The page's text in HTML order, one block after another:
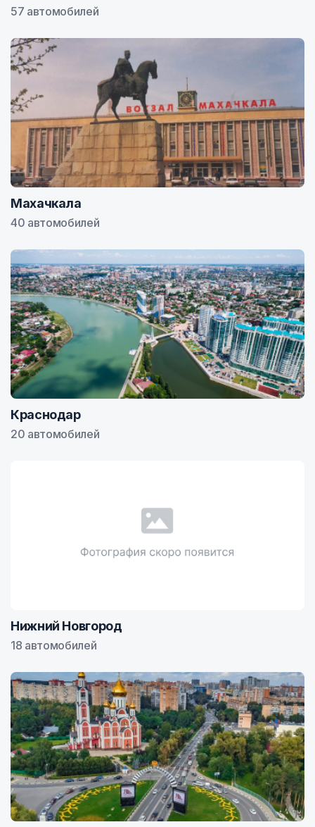
57 автомобилей
Махачкала
40 автомобилей
Краснодар
20 автомобилей
Нижний Новгород
18 автомобилей